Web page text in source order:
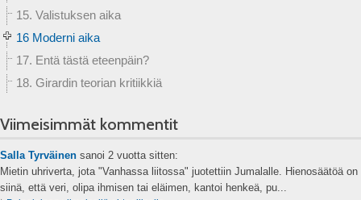
15. Valistuksen aika
16 Moderni aika
17. Entä tästä eteenpäin?
18. Girardin teorian kritiikkiä
Viimeisimmät kommentit
Salla Tyrväinen sanoi 2 vuotta sitten:
Mietin uhriverta, jota "Vanhassa liitossa" juotettiin Jumalalle. Hienosäätöä on
siinä, että veri, olipa ihmisen tai eläimen, kantoi henkeä, pu...